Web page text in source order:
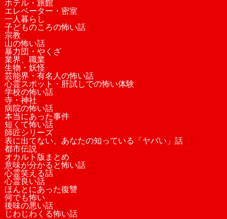
ホテル・旅館
エレベーター・密室
一人暮らし
子どものころの怖い話
宗教
山の怖い話
暴力団・やくざ
業界、職業
生物・妖怪
芸能界・有名人の怖い話
心霊スポット・肝試しでの怖い体験
学校の怖い話
寺・神社
病院の怖い話
本当にあった事件
短くて怖い話
師匠シリーズ
表に出てない、あなたの知っている「ヤバい」話
都市伝説
オカルト版まとめ
意味が分かると怖い話
心霊笑える話
心霊良い話
ほんとにあった復讐
何でも怖い
後味の悪い話
じわじわくる怖い話